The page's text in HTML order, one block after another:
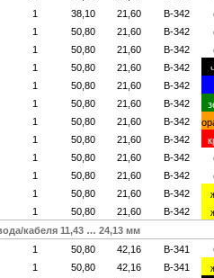
1 38,10 21,60 B-342
1 50,80 21,60 B-342
1 50,80 21,60 B-342
1 50,80 21,60 B-342
1 50,80 21,60 B-342
1 50,80 21,60 B-342
1 50,80 21,60 B-342
1 50,80 21,60 B-342
1 50,80 21,60 B-342
1 50,80 21,60 B-342
1 50,80 21,60 B-342
1 50,80 21,60 B-342
кабеля 11,43 … 24,13 мм
1 50,80 42,16 B-341
1 50,80 42,16 B-341